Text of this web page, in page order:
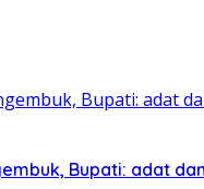
Bupati: adat